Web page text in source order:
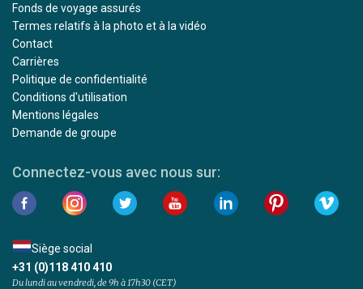
Fonds de voyage assurés
Termes relatifs à la photo et à la vidéo
Contact
Carrières
Politique de confidentialité
Conditions d'utilisation
Mentions légales
Demande de groupe
Connectez-vous avec nous sur:
Siège social
+31 (0)118 410 410
Du lundi au vendredi, de 9h à 17h30 (CET)